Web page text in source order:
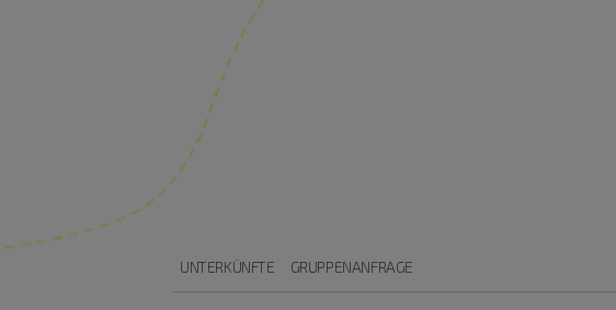
UNTERKÜNFTE GRUPPENANFRAGE